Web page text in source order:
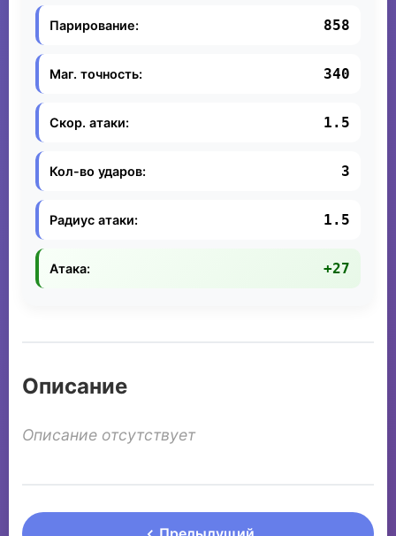
Парирование: 858
Маг. точность: 340
Скор. атаки: 1.5
Кол-во ударов: 3
Радиус атаки: 1.5
Атака: +27
Описание
Описание отсутствует